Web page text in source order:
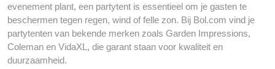
evenement plant, een partytent is essentieel om je gasten te
beschermen tegen regen, wind of felle zon. Bij Bol.com vind je
partytenten van bekende merken zoals Garden Impressions,
Coleman en VidaXL, die garant staan voor kwaliteit en
duurzaamheid.